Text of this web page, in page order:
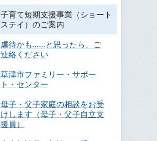
子育て短期支援事業（ショート
ステイ）のご案内
虐待かも……と思ったら、ご
連絡ください
草津市ファミリー・サポー
ト・センター
母子・父子家庭の相談をお受
けします（母子・父子自立支
援員）